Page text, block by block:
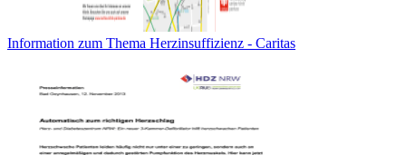
Information zum Thema Herzinsuffizienz - Caritas